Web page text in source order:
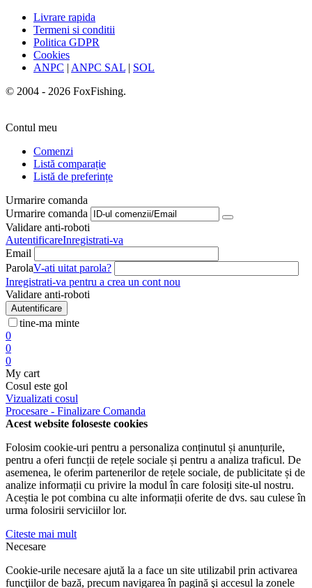
Livrare rapida
Termeni si conditii
Politica GDPR
Cookies
ANPC | ANPC SAL | SOL
© 2004 - 2026 FoxFishing.
Contul meu
Comenzi
Listă comparație
Listă de preferințe
Urmarire comanda
Urmarire comanda
Validare anti-roboti
AutentificareInregistrati-va
Email
ParolaV-ati uitat parola?
Inregistrati-va pentru a crea un cont nou
Validare anti-roboti
Autentificare
tine-ma minte
0
0
0
My cart
Cosul este gol
Vizualizati cosul
Procesare - Finalizare Comanda
Acest website foloseste cookies
Folosim cookie-uri pentru a personaliza conținutul și anunțurile,
pentru a oferi funcții de rețele sociale și pentru a analiza traficul. De
asemenea, le oferim partenerilor de rețele sociale, de publicitate și de
analize informații cu privire la modul în care folosiți site-ul nostru.
Aceștia le pot combina cu alte informații oferite de dvs. sau culese în
urma folosirii serviciilor lor.
Citeste mai mult
Necesare
Cookie-urile necesare ajută la a face un site utilizabil prin activarea
funcţiilor de bază, precum navigarea în pagină şi accesul la zonele